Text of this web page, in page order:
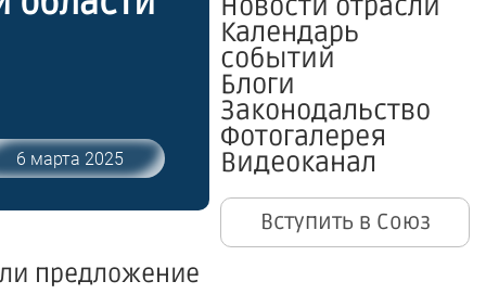
Новости отрасли
Календарь
событий
Блоги
Законодальство
Фотогалерея
Видеоканал
Вступить в Союз
6 марта 2025
предложение